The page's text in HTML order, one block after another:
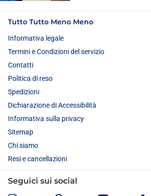
Tutto Tutto Meno Meno
Informativa legale
Termini e Condizioni del servizio
Contatti
Politica di reso
Spedizioni
Dichiarazione di Accessibilità
Informativa sulla privacy
Sitemap
Chi siamo
Resi e cancellazioni
Seguici sui social